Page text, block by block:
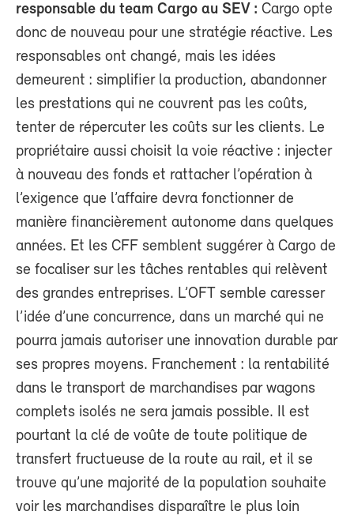
responsable du team Cargo au SEV : Cargo opte
donc de nouveau pour une stratégie réactive. Les
responsables ont changé, mais les idées
demeurent : simplifier la production, abandonner
les prestations qui ne couvrent pas les coûts,
tenter de répercuter les coûts sur les clients. Le
propriétaire aussi choisit la voie réactive : injecter
à nouveau des fonds et rattacher l’opération à
l’exigence que l’affaire devra fonctionner de
manière financièrement autonome dans quelques
années. Et les CFF semblent suggérer à Cargo de
se focaliser sur les tâches rentables qui relèvent
des grandes entreprises. L’OFT semble caresser
l’idée d’une concurrence, dans un marché qui ne
pourra jamais autoriser une innovation durable par
ses propres moyens. Franchement : la rentabilité
dans le transport de marchandises par wagons
complets isolés ne sera jamais possible. Il est
pourtant la clé de voûte de toute politique de
transfert fructueuse de la route au rail, et il se
trouve qu’une majorité de la population souhaite
voir les marchandises disparaître le plus loin